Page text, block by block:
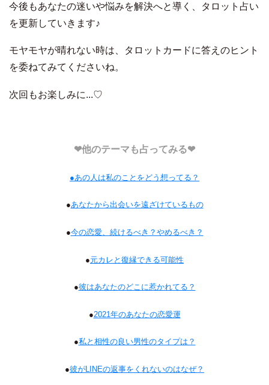
今後もあなたの迷いや悩みを解決へと導く、タロット占い
を更新していきます♪
モヤモヤが晴れない時は、タロットカードに答えのヒント
を委ねてみてくださいね。
次回もお楽しみに...♡
❤︎他のテーマも占ってみる❤︎
●あの人は私のことをどう想ってる？
●あなたから出会いを遠ざけているもの
●今の恋愛、続けるべき？やめるべき？
●元カレと復縁できる可能性
●彼はあなたのどこに惹かれてる？
●2021年のあなたの恋愛運
●私と相性の良い男性のタイプは？
●彼がLINEの返事をくれないのはなぜ？